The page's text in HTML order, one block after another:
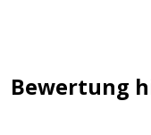
Bewertung